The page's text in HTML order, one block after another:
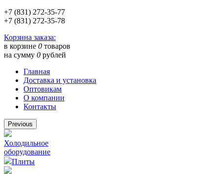
+7 (831) 272-35-77
+7 (831) 272-35-78
Корзина заказа:
в корзине 0 товаров
на сумму 0 рублей
Главная
Доставка и установка
Оптовикам
О компании
Контакты
Previous
Холодильное
оборудование
Плиты